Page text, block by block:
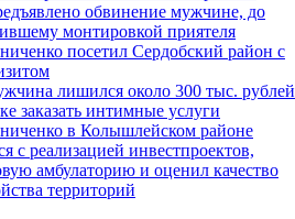
обвинение мужчине, до
монтировкой приятеля
посетил Сердобский район с
лишился около 300 тыс. рублей
заказать интимные услуги
в Колышлейском районе
с реализацией инвестпроектов,
амбулаторию и оценил качество
территорий